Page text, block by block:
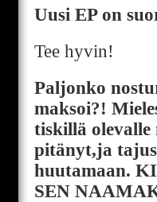
Uusi EP on
Tee hyvin!
Paljonko
maksoi?!
tiskillä olevalle
pitänyt,ja
huutamaan.
SEN